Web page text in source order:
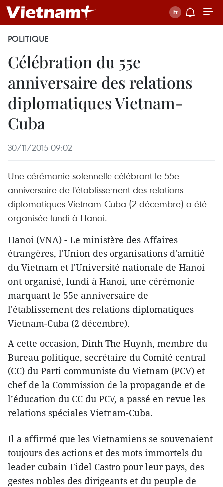
POLITIQUE
Célébration du 55e
anniversaire des relations
diplomatiques Vietnam-
Cuba
30/11/2015 09:02
Une cérémonie solennelle célébrant le 55e
anniversaire de l'établissement des relations
diplomatiques Vietnam-Cuba (2 décembre) a été
organisée lundi à Hanoi.
Hanoi (VNA) - Le ministère des Affaires
étrangères, l'Union des organisations d'amitié
du Vietnam et l'Université nationale de Hanoi
ont organisé, lundi à Hanoi, une cérémonie ​
marquant le 55e anniversaire de
l'établissement des relations diplomatiques
Vietnam-Cuba (2 décembre).
A cette occasion, Dinh The Huynh, membre du
Bureau politique, secrétaire du Comité central
(CC) du Parti communiste du Vietnam (PCV) et
chef de la Commission de la propagande et de
l’éducation du CC du PCV, a passé en revue les
relations spéciales Vietnam-Cuba.
Il a affirmé que les Vietnamiens se souvenaient
toujours des actions et des mots immortels du
leader cubain Fidel Castro pour leur pays, des
gestes nobles des dirigeants et du peuple de